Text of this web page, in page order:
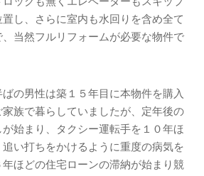
し、さらに室内も水回りを含め全て
当然フルリフォームが必要な物件で
の男性は築１５年目に本物件を購入
族で暮らしていましたが、定年後の
始まり、タクシー運転手を１０年ほ
い打ちをかけるように重度の病気を
ほどの住宅ローンの滞納が始まり競